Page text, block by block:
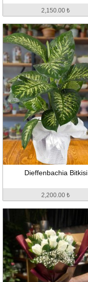
2,150.00 ₺
Dieffenbachia Bitkisi
2,200.00 ₺